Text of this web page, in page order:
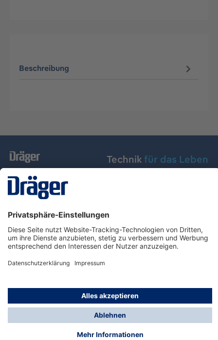
Beschreibung
Technik für das Leben
Dräger Austria GmbH
Über Dräger
Informationen
© Dräger Austria GmbH, 2024
* Alle Preise exkl. gesetzl. Mehrwertsteuer zzgl.
Versandkosten und ggf. Nachnahmegebühren, wenn
nicht anders angegeben.